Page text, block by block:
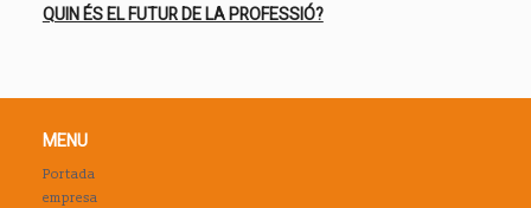
QUIN ÉS EL FUTUR DE LA PROFESSIÓ?
MENU
Portada
empresa